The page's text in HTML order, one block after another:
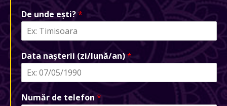
De unde ești?*
Data nașterii (zi/lună/an)*
Număr de telefon *